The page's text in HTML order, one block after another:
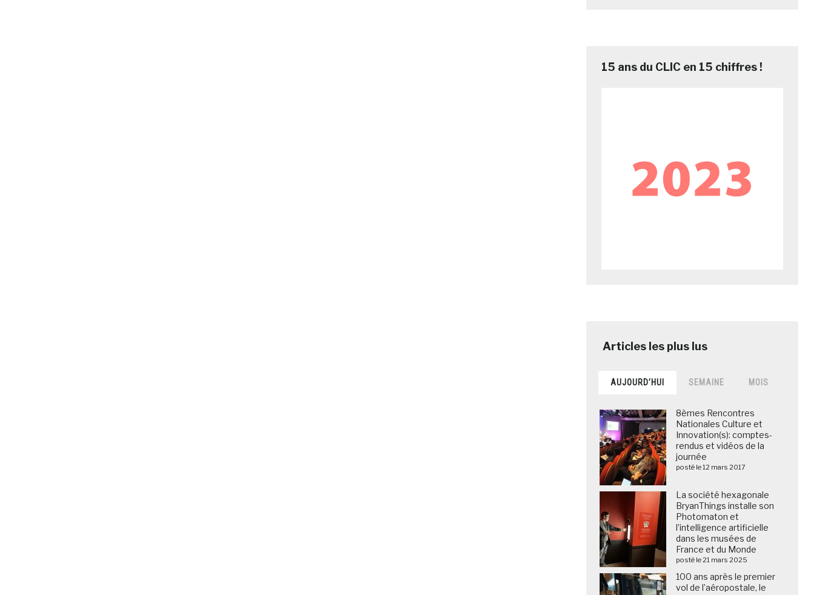
15 ans du CLIC en 15 chiffres !
AUJOURD’HUI SEMAINE MOIS
8èmes Rencontres
Nationales Culture et
Innovation(s): comptes-
rendus et vidéos de la
journée
posté le 12 mars 2017
La société hexagonale
BryanThings installe son
Photomaton et
l’intelligence artificielle
dans les musées de
France et du Monde
posté le 21 mars 2025
100 ans après le premier
vol de l’aéropostale, le